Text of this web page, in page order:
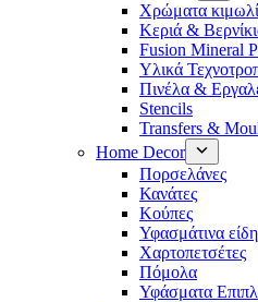
Χρώματα
Κεριά &
Fusion Mineral
Υλικά
Πινέλα &
Stencils
Transfers &
Home Decor
Πορσελάνες
Κανάτες
Κούπες
Υφασμάτινα είδη
Χαρτοπετσέτες
Πόμολα
Υφάσματα